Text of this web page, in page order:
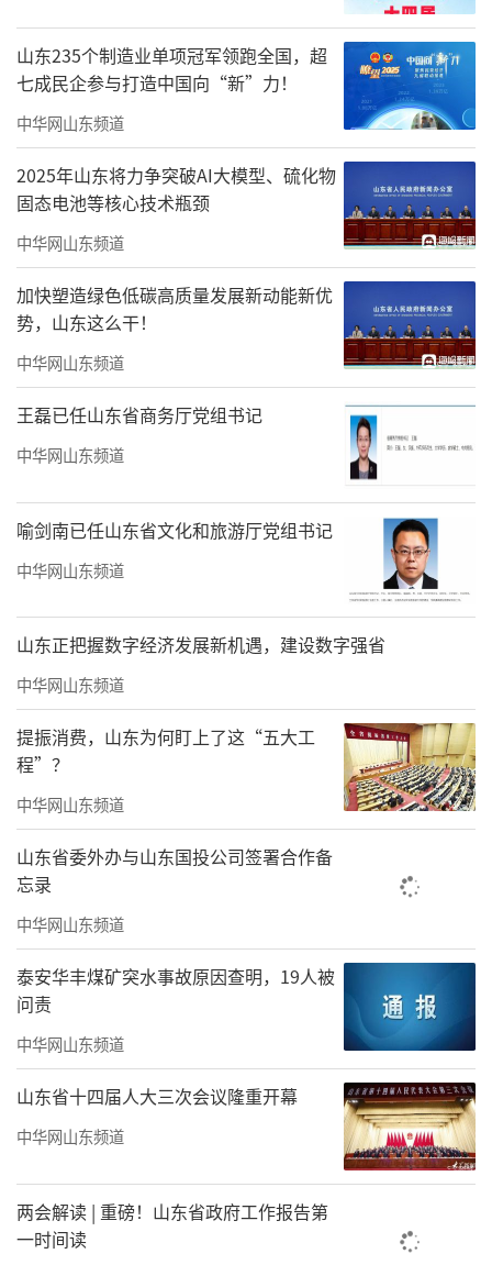
山东235个制造业单项冠军领跑全国，超
七成民企参与打造中国向“新”力！
中华网山东频道
2025年山东将力争突破AI大模型、硫化物
固态电池等核心技术瓶颈
中华网山东频道
加快塑造绿色低碳高质量发展新动能新优
势，山东这么干！
中华网山东频道
王磊已任山东省商务厅党组书记
中华网山东频道
喻剑南已任山东省文化和旅游厅党组书记
中华网山东频道
山东正把握数字经济发展新机遇，建设数字强省
中华网山东频道
提振消费，山东为何盯上了这“五大工
程”？
中华网山东频道
山东省委外办与山东国投公司签署合作备
忘录
中华网山东频道
泰安华丰煤矿突水事故原因查明，19人被
问责
中华网山东频道
山东省十四届人大三次会议隆重开幕
中华网山东频道
两会解读 | 重磅！山东省政府工作报告第
一时间读